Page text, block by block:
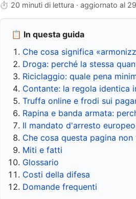
⏱ 20 minuti di lettura · aggiornato al
📋 In questa guida
Che cosa significa
Droga: perché la stessa
Riciclaggio: quale pena
Contante: la regola identica
Truffa online e frodi sui
Rapina e banda armata:
Il mandato d'arresto europeo
Che cosa questa pagina
Miti e fatti
Glossario
Costi della difesa
Domande frequenti